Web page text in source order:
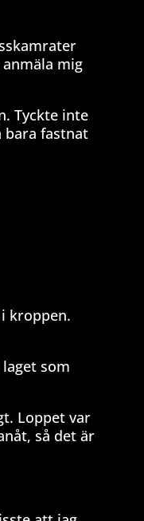
mig
Tyckte inte
bara fastnat
kroppen.
som
Loppet var
så det är